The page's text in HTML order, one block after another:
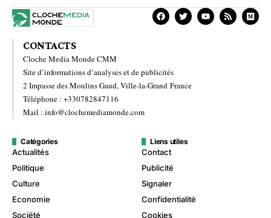
CONTACTS
Cloche Media Monde CMM
Site d’informations d’analyses et de publicités
2 Impasse des Moulins Gaud, Ville-la-Grand France
Téléphone : +330782847116
Mail : info@clochemediamonde.com
Catégories
Actualités
Politique
Culture
Economie
Société
Liens utiles
Contact
Publicité
Signaler
Confidentialité
Cookies